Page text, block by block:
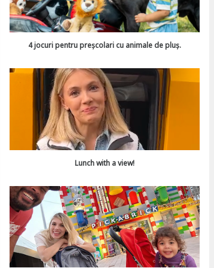
4 jocuri pentru preșcolari cu animale de pluș.
Lunch with a view!